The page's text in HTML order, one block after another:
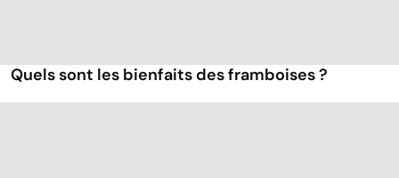
Quels sont les bienfaits des framboises ?